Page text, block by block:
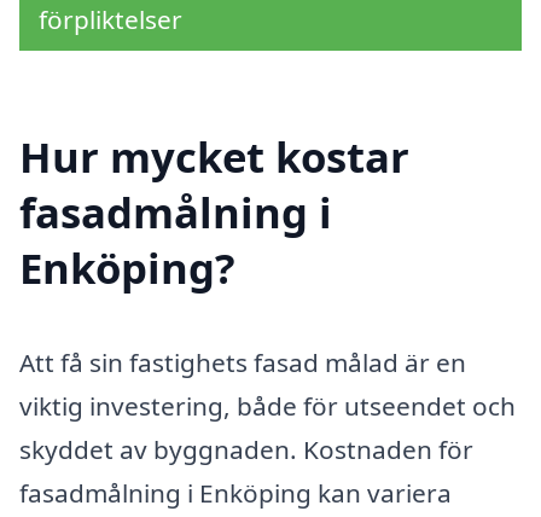
förpliktelser
Hur mycket kostar
fasadmålning i
Enköping?
Att få sin fastighets fasad målad är en
viktig investering, både för utseendet och
skyddet av byggnaden. Kostnaden för
fasadmålning i Enköping kan variera